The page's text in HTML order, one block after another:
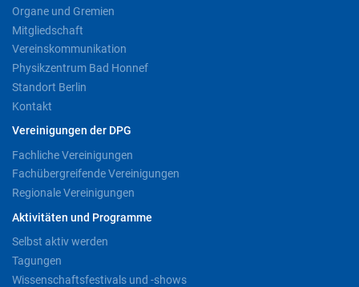
Organe und Gremien
Mitgliedschaft
Vereinskommunikation
Physikzentrum Bad Honnef
Standort Berlin
Kontakt
Vereinigungen der DPG
Fachliche Vereinigungen
Fachübergreifende Vereinigungen
Regionale Vereinigungen
Aktivitäten und Programme
Selbst aktiv werden
Tagungen
Wissenschaftsfestivals und -shows